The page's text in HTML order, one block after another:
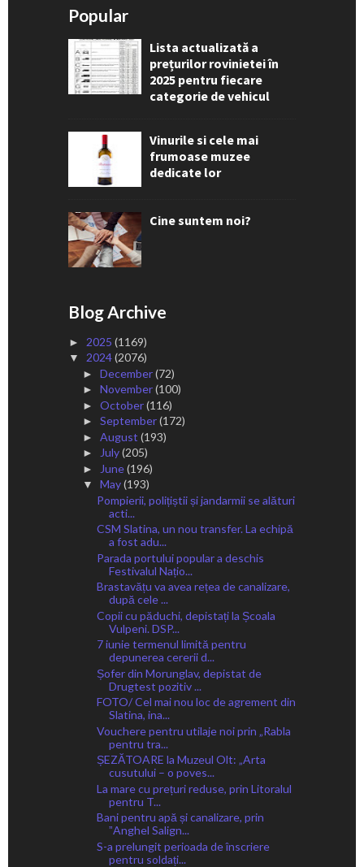
Popular
Lista actualizată a
prețurilor rovinietei în
2025 pentru fiecare
categorie de vehicul
Vinurile si cele mai
frumoase muzee
dedicate lor
Cine suntem noi?
Blog Archive
► 2025 (1169)
▼ 2024(2076)
► December(72)
► November(100)
► October(116)
► September(172)
► August (193)
► July(205)
► June(196)
▼ May(193)
Pompierii, polițiștii și jandarmii se alături
acti...
CSM Slatina, un nou transfer. La echipă
a fost adu...
Parada portului popular a deschis
Festivalul Națio...
Brastavățu va avea rețea de canalizare,
după cele ...
Copii cu păduchi, depistați la Școala
Vulpeni. DSP...
7 iunie termenul limită pentru
depunerea cererii d...
Șofer din Morunglav, depistat de
Drugtest pozitiv ...
FOTO/ Cel mai nou loc de agrement din
Slatina, ina...
Vouchere pentru utilaje noi prin „Rabla
pentru tra...
ȘEZĂTOARE la Muzeul Olt: „Arta
cusutului – o poves...
La mare cu prețuri reduse, prin Litoralul
pentru T...
Bani pentru apă și canalizare, prin
ˮAnghel Salign...
S-a prelungit perioada de înscriere
pentru soldați...